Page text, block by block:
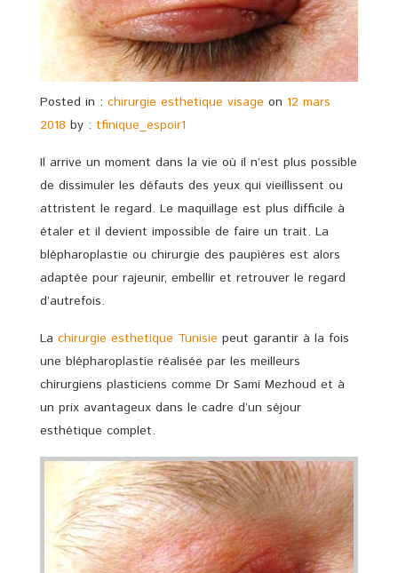
Posted in : chirurgie esthetique visage on 12 mars
2018 by : tfinique_espoir1
Il arrive un moment dans la vie où il n’est plus possible
de dissimuler les défauts des yeux qui vieillissent ou
attristent le regard. Le maquillage est plus difficile à
étaler et il devient impossible de faire un trait. La
blépharoplastie ou chirurgie des paupières est alors
adaptée pour rajeunir, embellir et retrouver le regard
d’autrefois.
La chirurgie esthetique Tunisie peut garantir à la fois
une blépharoplastie réalisée par les meilleurs
chirurgiens plasticiens comme Dr Sami Mezhoud et à
un prix avantageux dans le cadre d’un séjour
esthétique complet.